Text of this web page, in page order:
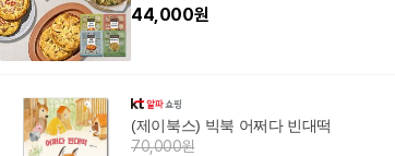
44,000원
(제이북스) 빅북 어쩌다 빈대떡
70,000원